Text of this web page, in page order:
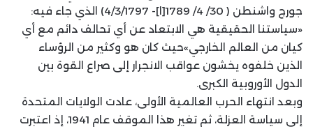
جورج واشنطن ( 30/ 4/ 1789[ا]- 4/3/1797) الذي جاء فيه:
«سياستنا الحقيقية هي الابتعاد عن أي تحالف دائم مع أي
كيان من العالم الخارجي»حيث كان هو وكثير من الرؤساء
الذين خلفوه يخشون عواقب الانجرار إلى صراع القوة بين
الدول الأوروبية الكبرى.
وبعد انتهاء الحرب العالمية الأولى، عادت الولايات المتحدة
إلى سياسة العزلة، ثم تغير هذا الموقف عام 1941، إذ اعتبرت